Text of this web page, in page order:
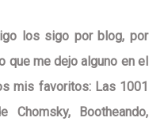
los sigo por blog, por
que me dejo alguno en el
mis favoritos: Las 1001
Chomsky, Bootheando,